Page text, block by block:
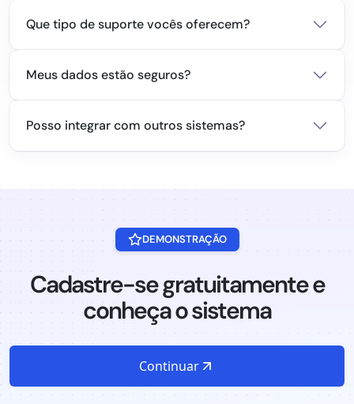
Que tipo de suporte vocês oferecem?
Meus dados estão seguros?
Posso integrar com outros sistemas?
DEMONSTRAÇÃO
Cadastre-se gratuitamente e
conheça o sistema
Continuar